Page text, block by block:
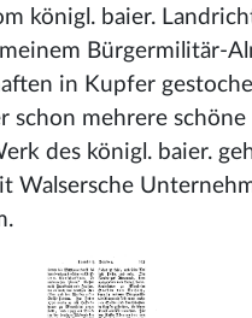
königl. baier.
Bürgermilitär-
in Kupfer
schon mehrere
des königl. baier.
Walsersche